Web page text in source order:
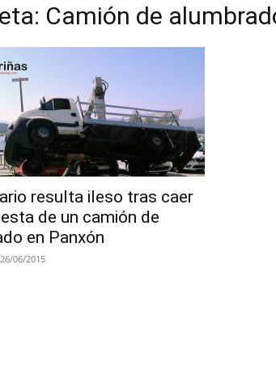
Camión de
resulta ileso tras caer
de un camión de
en Panxón
26/06/2015